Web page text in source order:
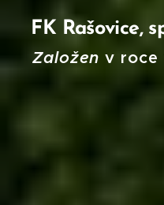
FK Rašovice,
Založen v roce